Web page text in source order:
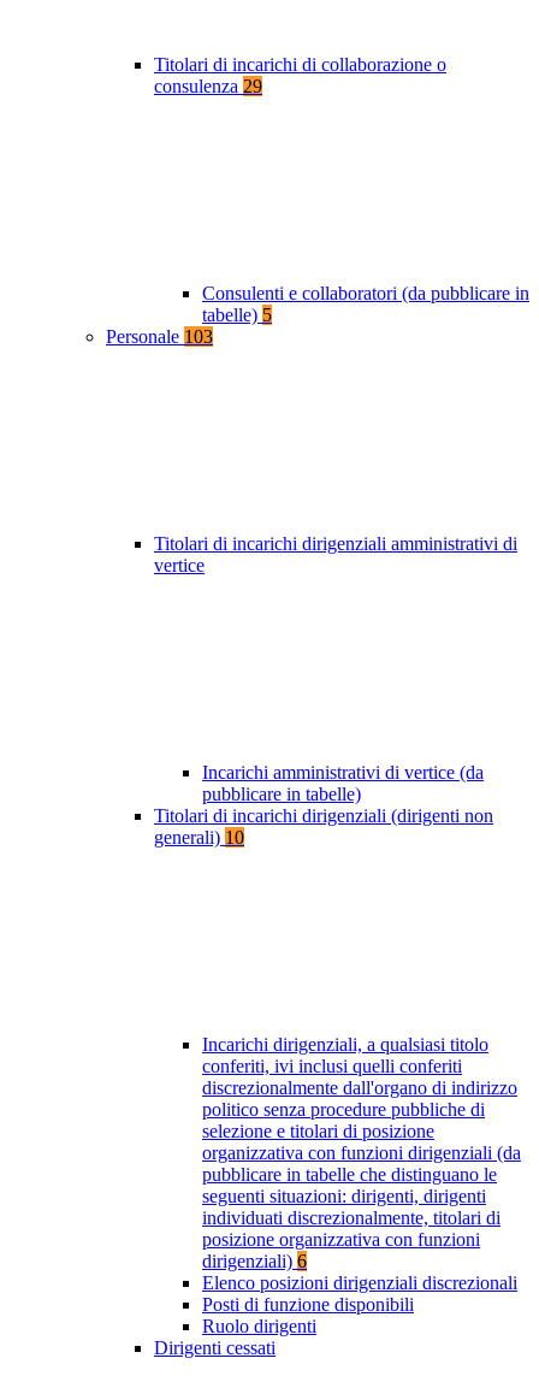
Titolari di incarichi di collaborazione o
consulenza 29
Consulenti e collaboratori (da pubblicare in
tabelle) 5
Personale 103
Titolari di incarichi dirigenziali amministrativi di
vertice
Incarichi amministrativi di vertice (da
pubblicare in tabelle)
Titolari di incarichi dirigenziali (dirigenti non
generali) 10
Incarichi dirigenziali, a qualsiasi titolo
conferiti, ivi inclusi quelli conferiti
discrezionalmente dall'organo di indirizzo
politico senza procedure pubbliche di
selezione e titolari di posizione
organizzativa con funzioni dirigenziali (da
pubblicare in tabelle che distinguano le
seguenti situazioni: dirigenti, dirigenti
individuati discrezionalmente, titolari di
posizione organizzativa con funzioni
dirigenziali) 6
Elenco posizioni dirigenziali discrezionali
Posti di funzione disponibili
Ruolo dirigenti
Dirigenti cessati